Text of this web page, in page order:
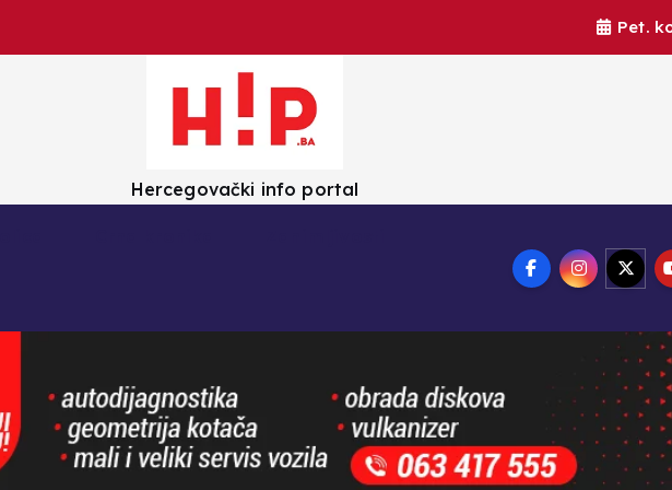
Pet.
Hercegovački info portal